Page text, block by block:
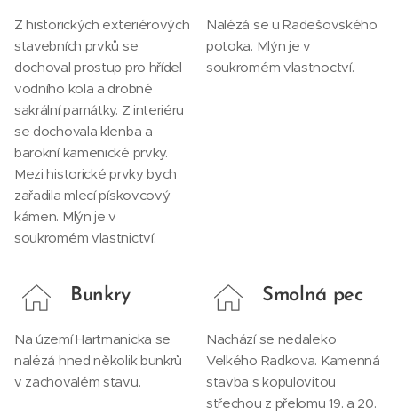
Z historických exteriérových
stavebních prvků se
dochoval prostup pro hřídel
vodního kola a drobné
sakrální památky. Z interiéru
se dochovala klenba a
barokní kamenické prvky.
Mezi historické prvky bych
zařadila mlecí pískovcový
kámen. Mlýn je v
soukromém vlastnictví.
Nalézá se u Radešovského
potoka. Mlýn je v
soukromém vlastnoctví.
Bunkry
Na území Hartmanicka se
nalézá hned několik bunkrů
v zachovalém stavu.
Smolná pec
Nachází se nedaleko
Velkého Radkova. Kamenná
stavba s kopulovitou
střechou z přelomu 19. a 20.